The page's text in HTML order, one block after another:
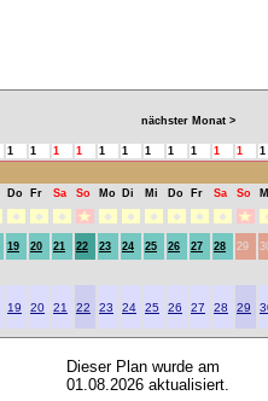
nächster Monat >
1 1 1 1 1 1 1 1 1 1 1 1
Do Fr Sa So Mo Di Mi Do Fr Sa So
19 20 21 22 23 24 25 26 27 28 29
19 20 21 22 23 24 25 26 27 28 29
Dieser Plan wurde am
01.08.2026 aktualisiert.